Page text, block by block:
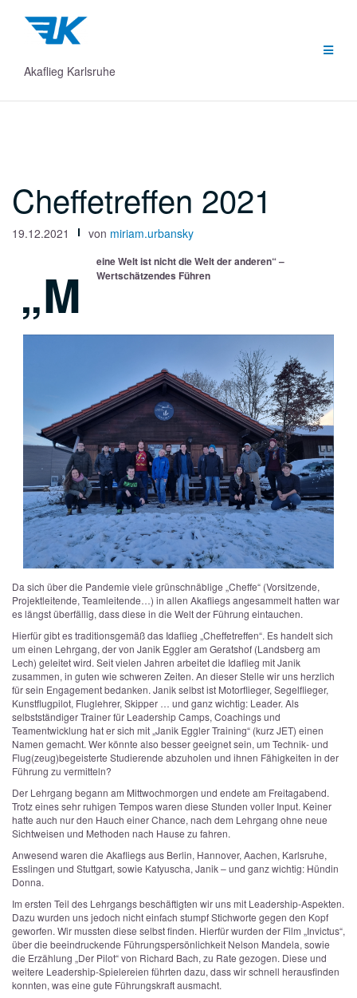
Inhalt
springen
Akaflieg Karlsruhe
Cheffetreffen 2021
19.12.2021 von miriam.urbansky
„M
eine Welt ist nicht die Welt der anderen“ –
Wertschätzendes Führen
Da sich über die Pandemie viele grünschnäblige „Cheffe“ (Vorsitzende,
Projektleitende, Teamleitende…) in allen Akafliegs angesammelt hatten war
es längst überfällig, dass diese in die Welt der Führung eintauchen.
Hierfür gibt es traditionsgemäß das Idaflieg „Cheffetreffen“. Es handelt sich
um einen Lehrgang, der von Janik Eggler am Geratshof (Landsberg am
Lech) geleitet wird. Seit vielen Jahren arbeitet die Idaflieg mit Janik
zusammen, in guten wie schweren Zeiten. An dieser Stelle wir uns herzlich
für sein Engagement bedanken. Janik selbst ist Motorflieger, Segelflieger,
Kunstflugpilot, Fluglehrer, Skipper … und ganz wichtig: Leader. Als
selbstständiger Trainer für Leadership Camps, Coachings und
Teamentwicklung hat er sich mit „Janik Eggler Training“ (kurz JET) einen
Namen gemacht. Wer könnte also besser geeignet sein, um Technik- und
Flug(zeug)begeisterte Studierende abzuholen und ihnen Fähigkeiten in der
Führung zu vermitteln?
Der Lehrgang begann am Mittwochmorgen und endete am Freitagabend.
Trotz eines sehr ruhigen Tempos waren diese Stunden voller Input. Keiner
hatte auch nur den Hauch einer Chance, nach dem Lehrgang ohne neue
Sichtweisen und Methoden nach Hause zu fahren.
Anwesend waren die Akafliegs aus Berlin, Hannover, Aachen, Karlsruhe,
Esslingen und Stuttgart, sowie Katyuscha, Janik – und ganz wichtig: Hündin
Donna.
Im ersten Teil des Lehrgangs beschäftigten wir uns mit Leadership-Aspekten.
Dazu wurden uns jedoch nicht einfach stumpf Stichworte gegen den Kopf
geworfen. Wir mussten diese selbst finden. Hierfür wurden der Film „Invictus“,
über die beeindruckende Führungspersönlichkeit Nelson Mandela, sowie
die Erzählung „Der Pilot“ von Richard Bach, zu Rate gezogen. Diese und
weitere Leadership-Spielereien führten dazu, dass wir schnell herausfinden
konnten, was eine gute Führungskraft ausmacht.